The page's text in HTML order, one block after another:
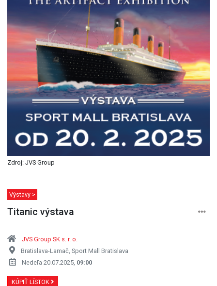
Zdroj: JVS Group
Výstavy >
Titanic výstava
JVS Group SK s. r. o.
Bratislava-Lamač, Sport Mall Bratislava
Nedeľa 20.07.2025, 09:00
KÚPIŤ LÍSTOK